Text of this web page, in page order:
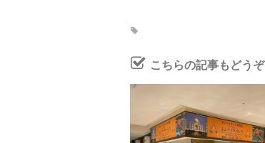
こちらの記事もどうぞ